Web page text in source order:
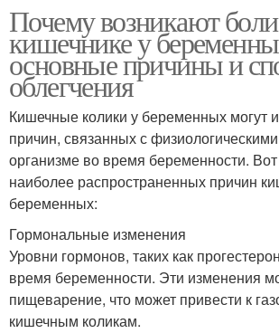
Почему возникают
кишечнике у
основные причины и
облегчения
Кишечные колики у беременных могут
причин, связанных с
организме во время беременности.
наиболее распространенных причин
беременных:
Гормональные изменения
Уровни гормонов, таких как
время беременности. Эти изменения
пищеварение, что может привести к
кишечным коликам.